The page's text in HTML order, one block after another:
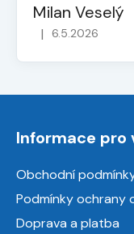
Milan Veselý
Hodnocení
| 6.5.2026
Informace pro
Obchodní
Podmínky ochrany
Doprava a platba